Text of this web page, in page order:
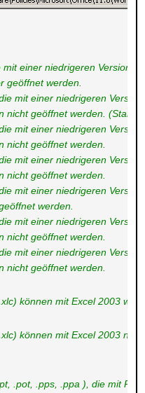
einer niedrigeren Version
geöffnet werden.
mit einer niedrigeren
nicht geöffnet werden.
mit einer niedrigeren
nicht geöffnet werden.
mit einer niedrigeren
nicht geöffnet werden.
mit einer niedrigeren
werden.
mit einer niedrigeren Version
nicht geöffnet werden.
mit einer niedrigeren Version
nicht geöffnet werden.
können mit Excel 2003
können mit Excel 2003
.pot, .pps, .ppa ), die mit